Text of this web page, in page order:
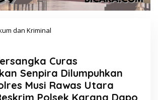
dan Kriminal
a
w
a
n
,
Curas
Senpira Dilumpuhkan
Musi Rawas Utara
Polsek Karang Dapo